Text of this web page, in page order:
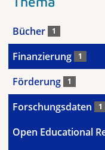
Bücher 1
Finanzierung 1
Förderung 1
Forschungsdaten 1
Open Educational